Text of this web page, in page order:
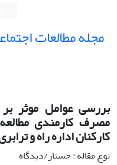
مجله مطالعات
بررسی عوامل موثر
مصرف کارمندی
کارکنان اداره راه و
نوع مقاله : جستار/دیدگاه